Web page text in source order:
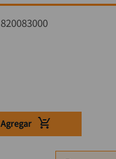
820083000
Agregar